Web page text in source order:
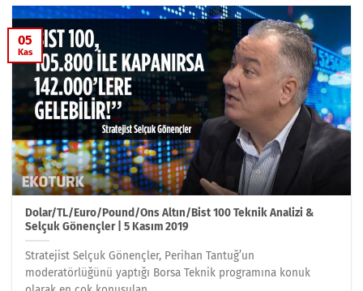
Dolar/TL/Euro/Pound/Ons Altın/Bist 100 Teknik Analizi &
Selçuk Gönençler | 5 Kasım 2019
Stratejist Selçuk Gönençler, Perihan Tantuğ’un
moderatörlüğünü yaptığı Borsa Teknik programına konuk
05
Kas